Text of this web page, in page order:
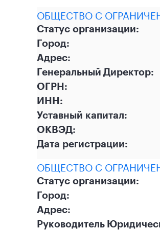
ОБЩЕСТВО С
Статус организации:
Город:
Адрес:
Генеральный Директор:
ОГРН:
ИНН:
Уставный капитал:
ОКВЭД:
Дата регистрации:
ОБЩЕСТВО С
Статус организации:
Город:
Адрес:
Руководитель